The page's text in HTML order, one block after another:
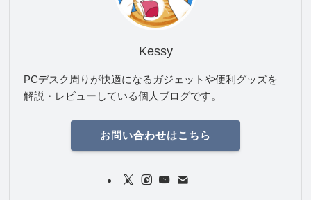
Kessy
PCデスク周りが快適になるガジェットや便利グッズを
解説・レビューしている個人ブログです。
お問い合わせはこちら